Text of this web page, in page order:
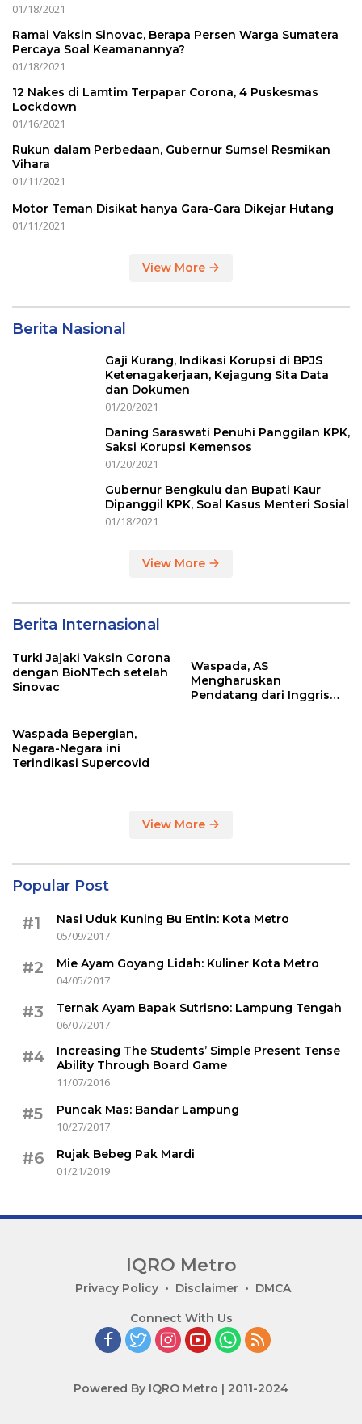
01/18/2021
Ramai Vaksin Sinovac, Berapa Persen Warga Sumatera
Percaya Soal Keamanannya?
01/18/2021
12 Nakes di Lamtim Terpapar Corona, 4 Puskesmas
Lockdown
01/16/2021
Rukun dalam Perbedaan, Gubernur Sumsel Resmikan
Vihara
01/11/2021
Motor Teman Disikat hanya Gara-Gara Dikejar Hutang
01/11/2021
View More
Berita Nasional
Gaji Kurang, Indikasi Korupsi di BPJS
Ketenagakerjaan, Kejagung Sita Data
dan Dokumen
01/20/2021
Daning Saraswati Penuhi Panggilan KPK,
Saksi Korupsi Kemensos
01/20/2021
Gubernur Bengkulu dan Bupati Kaur
Dipanggil KPK, Soal Kasus Menteri Sosial
01/18/2021
View More
Berita Internasional
Turki Jajaki Vaksin Corona
dengan BioNTech setelah
Sinovac
Waspada, AS
Mengharuskan
Pendatang dari Inggris
Waspada Bepergian,
Negara-Negara ini
Terindikasi Supercovid
View More
Popular Post
#1
Nasi Uduk Kuning Bu Entin: Kota Metro
05/09/2017
#2
Mie Ayam Goyang Lidah: Kuliner Kota Metro
04/05/2017
#3
Ternak Ayam Bapak Sutrisno: Lampung Tengah
06/07/2017
#4
Increasing The Students’ Simple Present Tense
Ability Through Board Game
11/07/2016
#5
Puncak Mas: Bandar Lampung
10/27/2017
#6
Rujak Bebeg Pak Mardi
01/21/2019
IQRO Metro
Privacy Policy Disclaimer DMCA
Connect With Us
Powered By IQRO Metro | 2011-2024